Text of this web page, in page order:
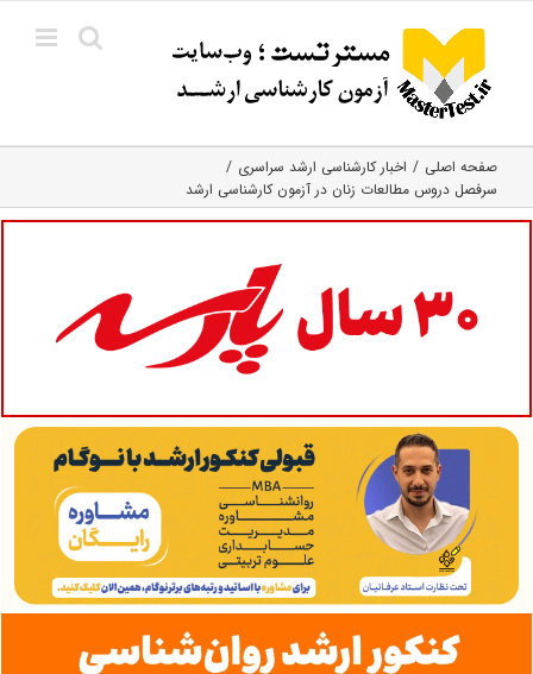
content
صفحه اصلی
اخبار کارشناسی ارشد سراسری
سرفصل دروس مطالعات زنان در آزمون کارشناسی ارشد